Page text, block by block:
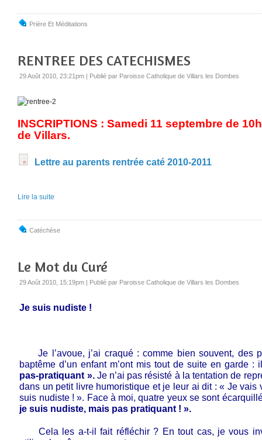
Prière Et Méditations
RENTREE DES CATECHISMES
29 Août 2010, 23:21pm | Publié par Paroisse Catholique de Villars les Dombes
INSCRIPTIONS : Samedi 11 septembre de
de Villars.
Lettre au parents rentrée caté 2010-2011
Lire la suite
Catéchèse
Le Mot du Curé
29 Août 2010, 15:19pm | Publié par Paroisse Catholique de Villars les Dombes
Je suis nudiste !
Je l’avoue, j’ai craqué : comme bien souvent, des
baptême d’un enfant m’ont mis tout de suite en garde :
pas-pratiquant ».Je n’ai pas résisté à la tentation de
dans un petit livre humoristique et je leur ai dit : « Je vais
suis nudiste ! ». Face à moi, quatre yeux se sont
je suis nudiste, mais pas pratiquant ! ».
Cela les a-t-il fait réfléchir ? En tout cas, je vous